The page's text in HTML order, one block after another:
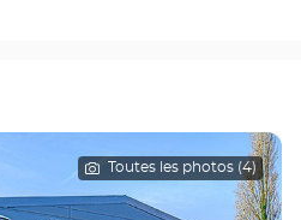
Toutes les photos (4)